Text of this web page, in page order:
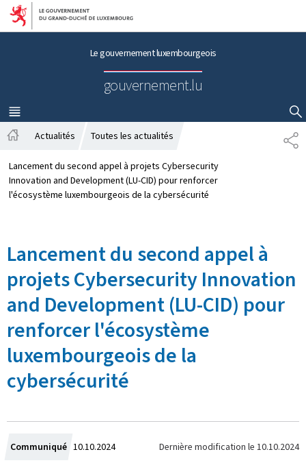
Aller au menu principal
Aller au contenu
Le gouvernement luxembourgeois
gouvernement.lu
MENU
PRINCIPAL
AFFICHER / MASQUER LA RECHERCHE
P
A
c
c
u
Actualités Toutes les actualités
Lancement du second appel à projets Cybersecurity
Innovation and Development (LU-CID) pour renforcer
l'écosystème luxembourgeois de la cybersécurité
Lancement du second appel à
projets Cybersecurity Innovation
and Development (LU-CID) pour
renforcer l'écosystème
luxembourgeois de la
cybersécurité
Communiqué C
10.10.2024 Dernière modification le 10.10.2024